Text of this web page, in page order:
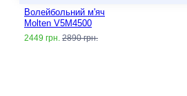
Волейбольний м'яч
Molten V5M4500
2449 грн. 2890 грн.